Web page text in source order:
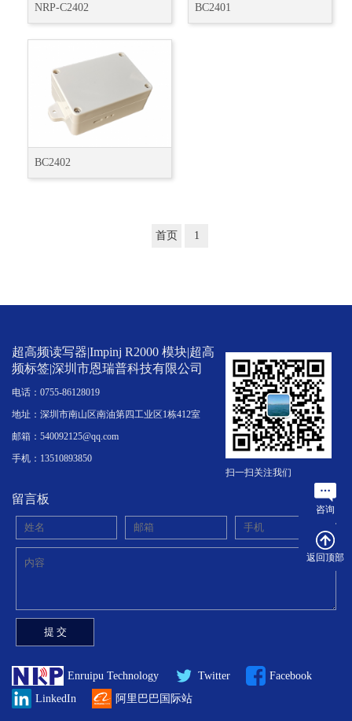
NRP-C2402 BC2401
BC2402
首页 1
超高频读写器|Impinj R2000 模块|超高
频标签|深圳市恩瑞普科技有限公司
电话：0755-86128019
地址：深圳市南山区南油第四工业区1栋412室
邮箱：540092125@qq.com
手机：13510893850
扫一扫关注我们
留言板
Enruipu Technology Twitter
Facebook
LinkedIn
阿里巴巴国际站
咨询
返回顶部